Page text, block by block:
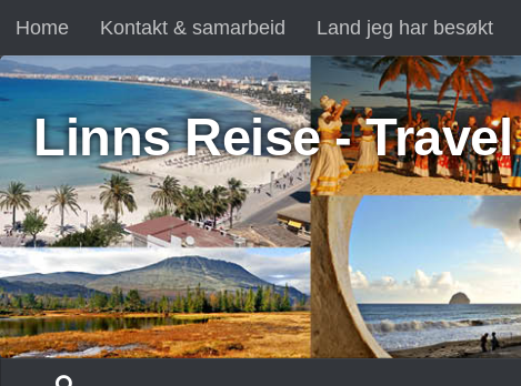
Skip to content
Home Kontakt & samarbeid Land jeg har besøkt
Linns Reise -